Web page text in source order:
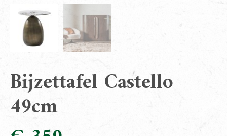
Bijzettafel Castello
49cm